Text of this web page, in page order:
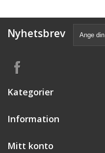
Nyhetsbrev
Kategorier
Information
Mitt konto